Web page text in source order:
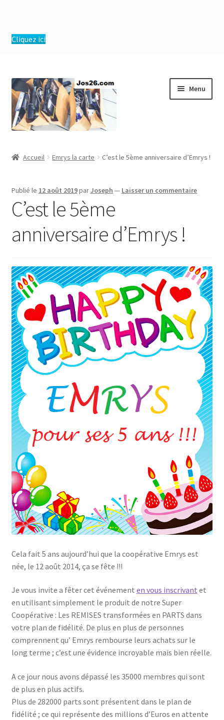
Cliquez ici
Aller
à
la
navigation
Aller
au
contenu
Menu
menu
Accueil Emrys la carte C’est le 5ème anniversaire d’Emrys !
Publié le 12 août 2019parJoseph — Laisser un commentaire
C’est le 5ème
anniversaire d’Emrys !
Cela fait 5 ans aujourd’hui que la coopérative Emrys est
née, le 12 août 2014, ça se fête !!!
Je vous invite a fêter cet événement en vous inscrivant et
en utilisant simplement le produit de notre Super
Coopérative : Les REMISES transformées en PARTS dans
votre plan de fidélité. De plus en plus de personnes
comprennent qu’ Emrys rembourse leurs achats sur le
long terme ; c’est une évidence incroyable mais bien réelle.
A ce jour nous avons dépassé les 35000 membres qui sont
de plus en plus actifs.
Plus de 282000 parts sont présentent dans le plan de
fidélité ; ce qui représente des millions d’Euros en attente